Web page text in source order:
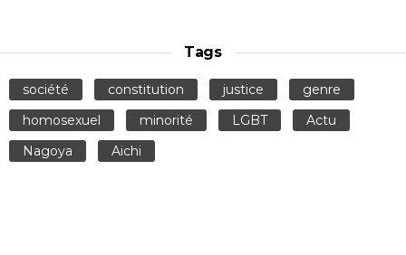
Tags
société constitution justice
genre
homosexuel
minorité LGBT
Actu
Nagoya
Aichi